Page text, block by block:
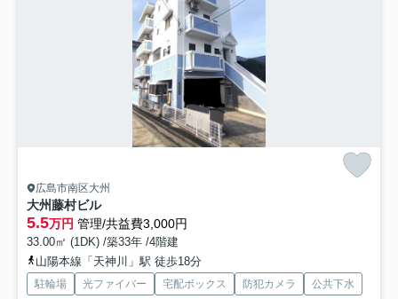
広島市南区大州
大州藤村ビル
5.5万円 管理/共益費3,000円
33.00㎡ (1DK) /築33年 /4階建
山陽本線「天神川」駅 徒歩18分
駐輪場 光ファイバー 宅配ボックス 防犯カメラ 公共下水